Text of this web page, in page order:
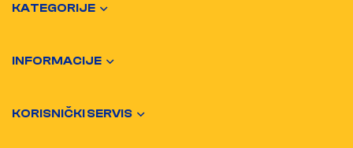
KATEGORIJE
INFORMACIJE
KORISNIČKI SERVIS